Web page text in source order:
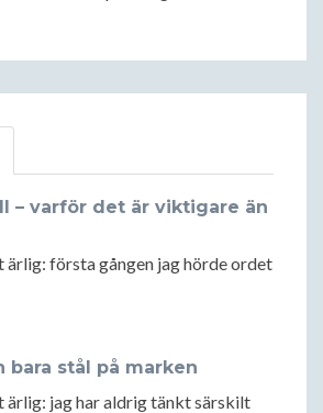
– varför det är viktigare än
ärlig: första gången jag hörde ordet
bara stål på marken
ärlig: jag har aldrig tänkt särskilt